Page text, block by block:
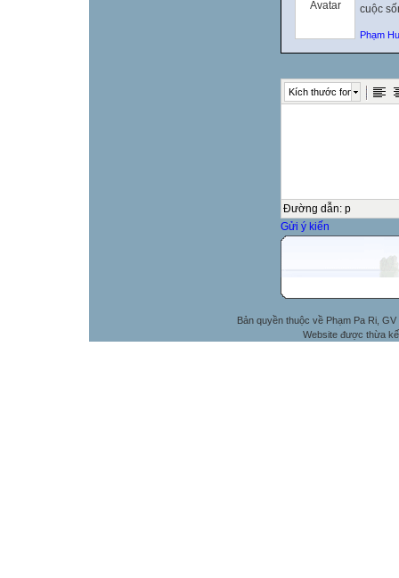
cuộc
Phạm
Kích thước font
Đường dẫn: p
Gửi ý kiến
Bản quyền thuộc về Phạm Pa Ri,
Website được thừa